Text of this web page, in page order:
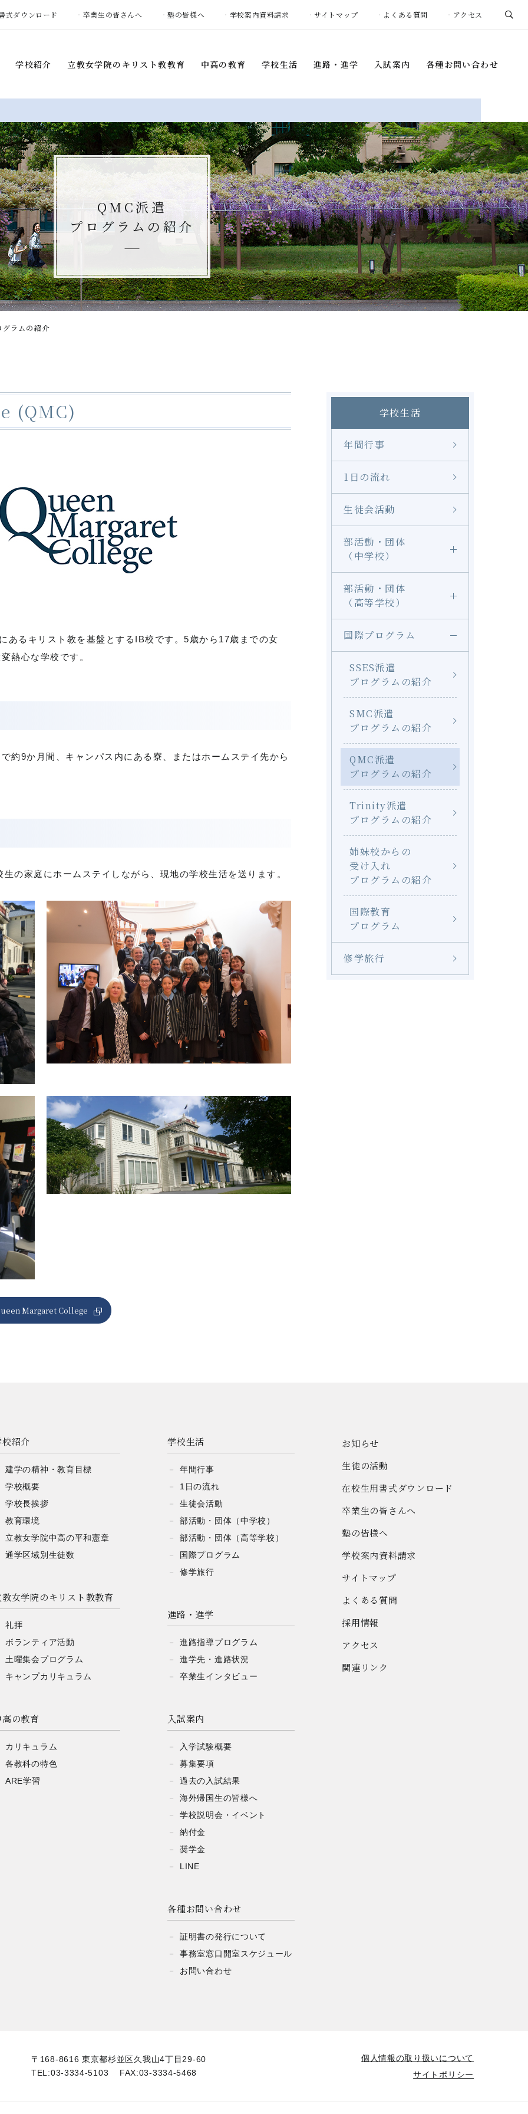
学校紹介
学の精神・教育目標
学校概要
学校長挨拶
教育環境
学院中高の 平和憲章
通学区域別生徒数
立教女学院の キリスト教教育
教育
礼拝
ボランティア活動
キャンプ カリキュラム
中高の教育
カリキュラム
各教科の特色
ARE学習
学校生活
年間行事
1日の流れ
生徒会活動
部活動・団体（中学校）
部活動・団体（高等学校）
国際プログラム
修学旅行
進路・進学
進路指導プログラム
進学先・進路状況
卒業生インタビュー
入試案内
入学試験概要
募集要項
過去の入試結果
海外帰国生の皆様へ
学校説明会・イベント
納付金
奨学金
LINE
各種お問い合わせ
証明書の発行について
事務室窓口開室スケジュール
お問い合わせ
式ダウンロード 卒業生の皆さんへ 塾の皆様へ 学校案内資料請求 サイトマップ よくある質問 アクセス
QMC派遣
プログラムの紹介
グラムの紹介
(QMC)
ある キリスト教を基盤とするIB校です。 5歳から17歳までの女
熱心な学校です。
約9か月間、キャンパス内にある寮、またはホームステイ先から
の家庭にホームステイしながら、現地の学校生活を送ります。
Margaret College
学校生活
年間行事
1日の流れ
生徒会活動
部活動・団体
（中学校）
部活動・団体
（高等学校）
国際プログラム
SSES派遣
プログラムの紹介
SMC派遣
プログラムの紹介
QMC派遣
プログラムの紹介
Trinity派遣
プログラムの紹介
姉妹校からの
受け入れ
プログラムの紹介
国際教育
プログラム
修学旅行
紹介
建学の精神・教育目標
学校概要
学校長挨拶
教育環境
立教女学院中高の平和憲章
通学区域別生徒数
女学院のキリスト教教育
礼拝
ボランティア活動
土曜集会プログラム
キャンプカリキュラム
の教育
カリキュラム
各教科の特色
ARE学習
学校生活
年間行事
1日の流れ
生徒会活動
部活動・団体 （中学校）
部活動・団体 （高等学校）
国際プログラム
修学旅行
進路・進学
進路指導プログラム
進学先・進路状況
卒業生インタビュー
入試案内
入学試験概要
募集要項
過去の入試結果
海外帰国生の皆様へ
学校説明会・ イベント
納付金
奨学金
LINE
各種お問い合わせ
証明書の発行について
事務室窓口開室 スケジュール
お問い合わせ
お知らせ
生徒の活動
在校生用書式ダウンロード
卒業生の皆さんへ
塾の皆様へ
学校案内資料請求
サイトマップ
よくある質問
採用情報
アクセス
関連リンク
〒168-8616 東京都杉並区久我山4丁目29-60
TEL:03-3334-5103 FAX:03-3334-5468
個人情報の取り扱いについて
サイトポリシー